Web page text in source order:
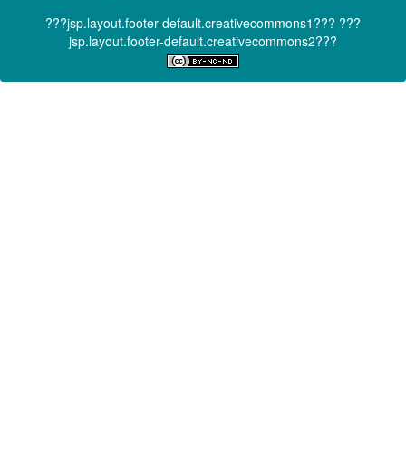
???jsp.layout.footer-default.creativecommons1??? ???
jsp.layout.footer-default.creativecommons2???